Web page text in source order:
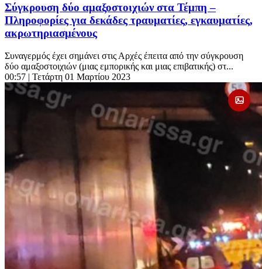
Σύγκρουση δύο αμαξοστοιχιών στα Τέμπη –
Πληροφορίες για δεκάδες τραυματίες, εγκαυματίες,
ακρωτηριασμένους
Συναγερμός έχει σημάνει στις Αρχές έπειτα από την σύγκρουση
δύο αμαξοστοιχιών (μιας εμπορικής και μιας επιβατικής) στ...
00:57 | Τετάρτη 01 Μαρτίου 2023